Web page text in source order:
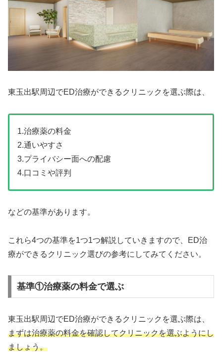
東玉出駅周辺でED治療ができるクリニックを選ぶ際は、
1.治療薬の料金
2.通いやすさ
3.プライバシー面への配慮
4.口コミや評判
などの基準があります。
これら4つの基準を1つ1つ解説していきますので、ED治
療ができるクリニック選びの参考にしてみてください。
基準①治療薬の料金で選ぶ
東玉出駅周辺でED治療ができるクリニックを選ぶ際は、
まずは治療薬の料金を確認してクリニックを選ぶようにし
ましょう。